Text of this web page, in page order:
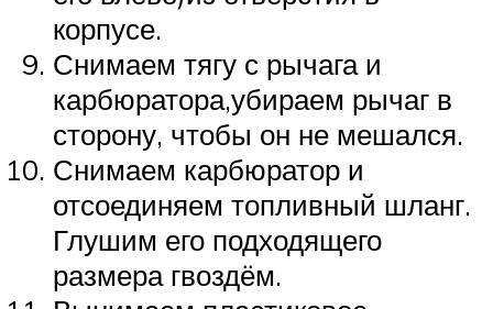
корпусе.
Снимаем тягу с рычага и
карбюратора,убираем рычаг в
сторону, чтобы он не мешался.
Снимаем карбюратор и
отсоединяем топливный шланг.
Глушим его подходящего
размера гвоздём.